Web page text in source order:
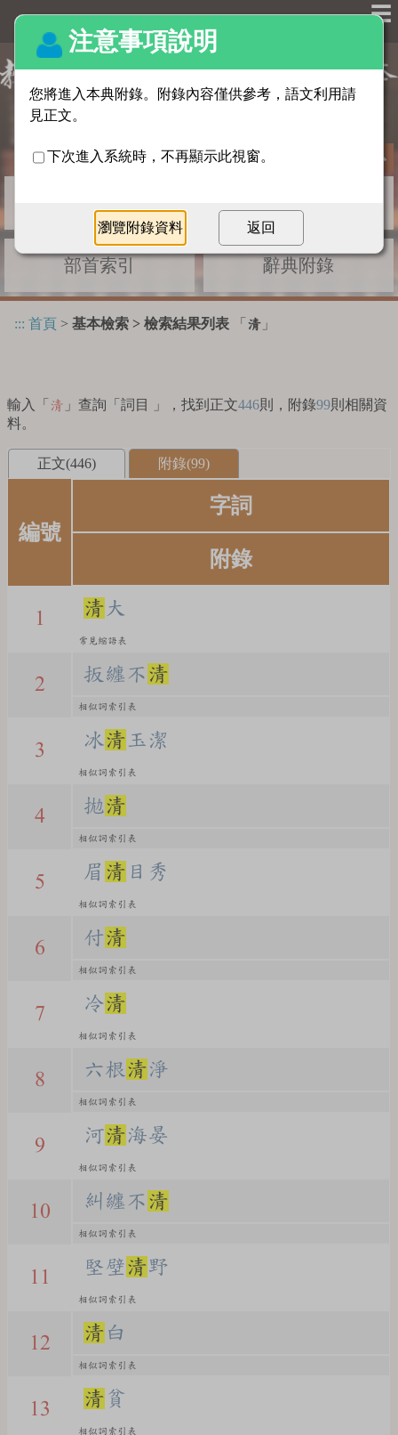
☰
部首索引 辭典附錄
::: 首頁 > 基本檢索 > 檢索結果列表 「 清 」
輸入「 清 」查詢「詞目 」，找到正文446則，附錄99則相關資
料。
正文(446) 附錄(99)
編號
字詞
附錄
1 清 大
常見縮語表
2 扳纏不 清
相似詞索引表
3 冰清玉潔
相似詞索引表
4 拋清
相似詞索引表
5 眉 清 目秀
相似詞索引表
6 付清
相似詞索引表
7 冷清
相似詞索引表
8 六根 清淨
相似詞索引表
9 河清海晏
相似詞索引表
10 糾纏不 清
相似詞索引表
11 堅壁清野
相似詞索引表
12 清 白
相似詞索引表
13 清 貧
相似詞索引表